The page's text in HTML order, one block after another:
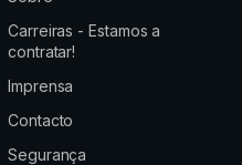
Carreiras - Estamos a
contratar!
Imprensa
Contacto
Segurança